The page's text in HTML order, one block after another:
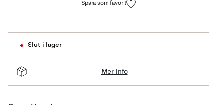
Spara som favorit
Slut i lager
Mer info